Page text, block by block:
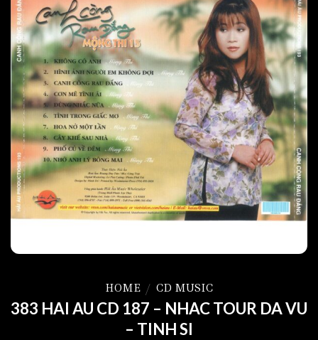
HOME / CD MUSIC
383 HAI AU CD 187 – NHAC TOUR DA VU
– TINH SI